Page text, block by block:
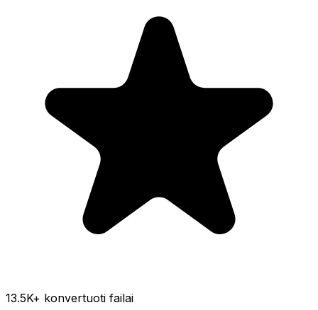
13.5K+ konvertuoti failai